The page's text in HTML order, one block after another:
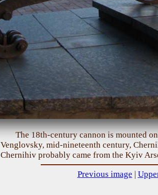
The 18th-century cannon is mounted
Venglovsky, mid-nineteenth century,
Chernihiv probably came from the Kyiv
Previous image |